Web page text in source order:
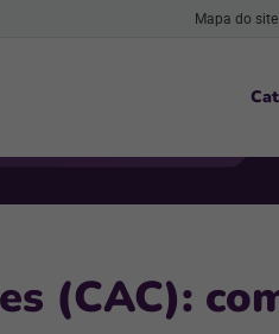
Mapa do site
(CAC):